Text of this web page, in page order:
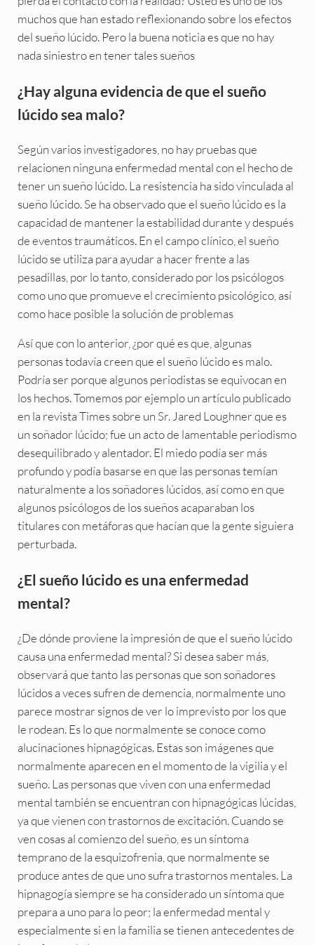
muchos que han estado reflexionando sobre los efectos
del sueño lúcido. Pero la buena noticia es que no hay
nada siniestro en tener tales sueños
¿Hay alguna evidencia de que el sueño
lúcido sea malo?
Según varios investigadores, no hay pruebas que
relacionen ninguna enfermedad mental con el hecho de
tener un sueño lúcido. La resistencia ha sido vinculada al
sueño lúcido. Se ha observado que el sueño lúcido es la
capacidad de mantener la estabilidad durante y después
de eventos traumáticos. En el campo clínico, el sueño
lúcido se utiliza para ayudar a hacer frente a las
pesadillas, por lo tanto, considerado por los psicólogos
como uno que promueve el crecimiento psicológico, así
como hace posible la solución de problemas
Así que con lo anterior, ¿por qué es que, algunas
personas todavía creen que el sueño lúcido es malo.
Podría ser porque algunos periodistas se equivocan en
los hechos. Tomemos por ejemplo un artículo publicado
en la revista Times sobre un Sr. Jared Loughner que es
un soñador lúcido; fue un acto de lamentable periodismo
desequilibrado y alentador. El miedo podía ser más
profundo y podía basarse en que las personas temían
naturalmente a los soñadores lúcidos, así como en que
algunos psicólogos de los sueños acaparaban los
titulares con metáforas que hacían que la gente siguiera
perturbada.
¿El sueño lúcido es una enfermedad
mental?
¿De dónde proviene la impresión de que el sueño lúcido
causa una enfermedad mental? Si desea saber más,
observará que tanto las personas que son soñadores
lúcidos a veces sufren de demencia, normalmente uno
parece mostrar signos de ver lo imprevisto por los que
le rodean. Es lo que normalmente se conoce como
alucinaciones hipnagógicas. Estas son imágenes que
normalmente aparecen en el momento de la vigilia y el
sueño. Las personas que viven con una enfermedad
mental también se encuentran con hipnagógicas lúcidas,
ya que vienen con trastornos de excitación. Cuando se
ven cosas al comienzo del sueño, es un síntoma
temprano de la esquizofrenia, que normalmente se
produce antes de que uno sufra trastornos mentales. La
hipnagogía siempre se ha considerado un síntoma que
prepara a uno para lo peor; la enfermedad mental y
especialmente si en la familia se tienen antecedentes de